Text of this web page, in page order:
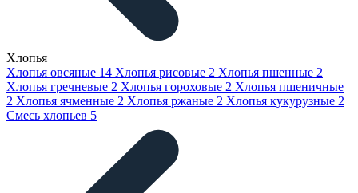
Хлопья
Хлопья овсяные 14 Хлопья рисовые 2 Хлопья пшенные 2
Хлопья гречневые 2 Хлопья гороховые 2 Хлопья пшеничные
2 Хлопья ячменные 2 Хлопья ржаные 2 Хлопья кукурузные 2
Смесь хлопьев 5